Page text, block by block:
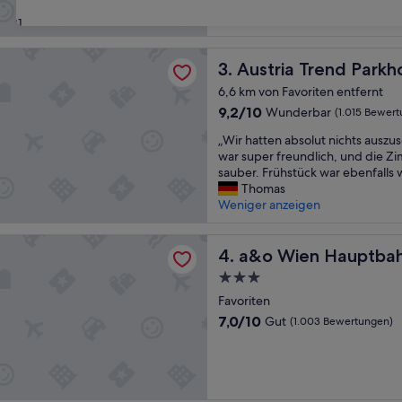
31
A
f
e
t
h
a
l
t
d
i
e
s
e
3. Austria Trend
Austria Trend Parkhotel
6,6 km von Favoriten entfernt
9.2
10,
Wunderbar,
(1.015
Bewertungen)
9,2/10 Wunderbar (1.015
„
W
i
r
h
t
n
a
b
„Wir hatten absolut nichts
war super freundlich, und die
sauber. Frühstück war ebenfalls
Thomas
Weniger anzeigen
4. a&o Wien
a&o Wien Hauptbahnhof
3.0-
Sterne-
Unterkunft
Favoriten
7.0
7,0/10 Gut (1.003 Bewertungen)